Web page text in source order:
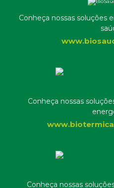
Conheça nossas soluções
Conheça nossas
Conheça nossas